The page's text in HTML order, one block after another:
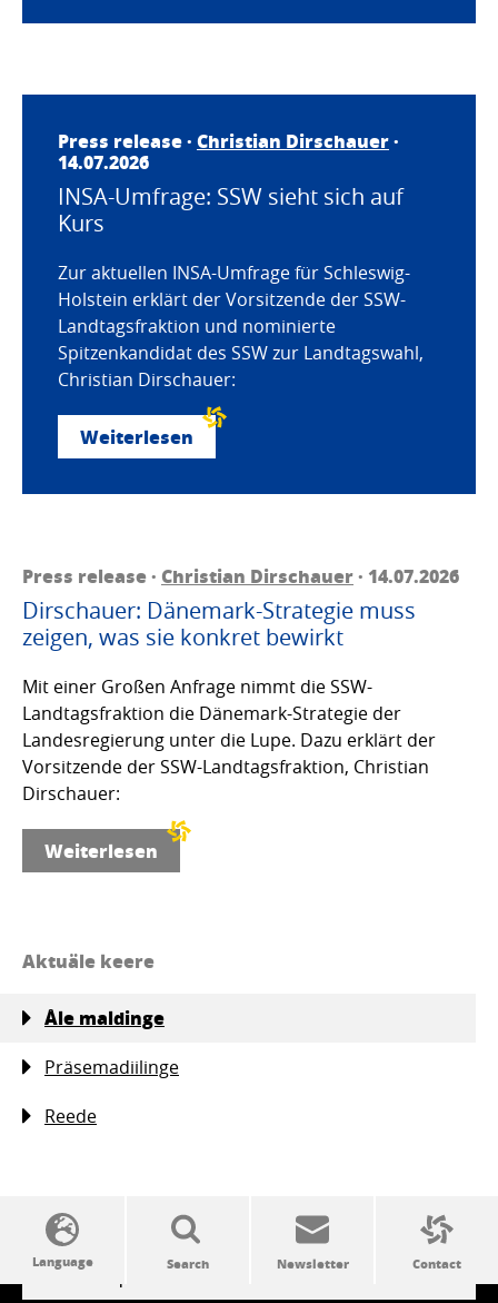
Press release · Christian Dirschauer·
14.07.2026
INSA-Umfrage: SSW sieht sich auf
Kurs
Zur aktuellen INSA-Umfrage für Schleswig-
Holstein erklärt der Vorsitzende der SSW-
Landtagsfraktion und nominierte
Spitzenkandidat des SSW zur Landtagswahl,
Christian Dirschauer:
Weiterlesen
Press release · Christian Dirschauer· 14.07.2026
Dirschauer: Dänemark-Strategie muss
zeigen, was sie konkret bewirkt
Mit einer Großen Anfrage nimmt die SSW-
Landtagsfraktion die Dänemark-Strategie der
Landesregierung unter die Lupe. Dazu erklärt der
Vorsitzende der SSW-Landtagsfraktion, Christian
Dirschauer:
Weiterlesen
Aktuäle keere
Åle maldinge
Präsemadiilinge
Reede
SSW politics from A to Z